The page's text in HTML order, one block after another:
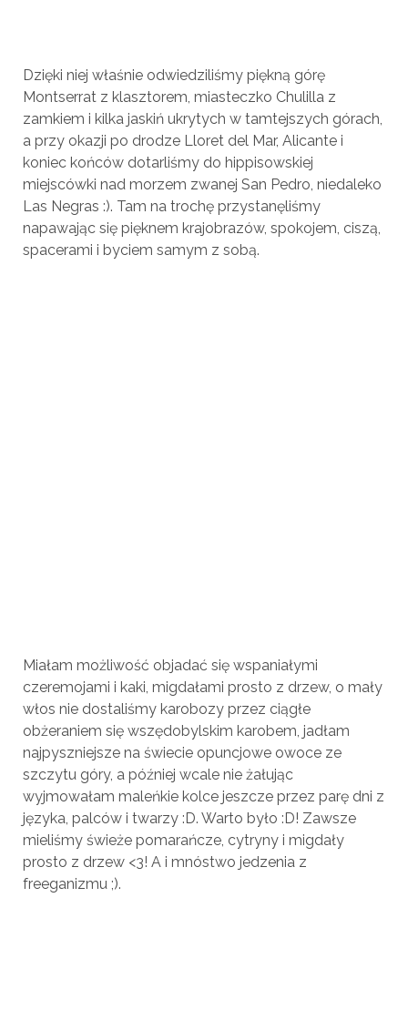
Dzięki niej właśnie odwiedziliśmy piękną górę
Montserrat z klasztorem, miasteczko Chulilla z
zamkiem i kilka jaskiń ukrytych w tamtejszych górach,
a przy okazji po drodze Lloret del Mar, Alicante i
koniec końców dotarliśmy do hippisowskiej
miejscówki nad morzem zwanej San Pedro, niedaleko
Las Negras :). Tam na trochę przystanęliśmy
napawając się pięknem krajobrazów, spokojem, ciszą,
spacerami i byciem samym z sobą.
Miałam możliwość objadać się wspaniałymi
czeremojami i kaki, migdałami prosto z drzew, o mały
włos nie dostaliśmy karobozy przez ciągłe
obżeraniem się wszędobylskim karobem, jadłam
najpyszniejsze na świecie opuncjowe owoce ze
szczytu góry, a później wcale nie żałując
wyjmowałam maleńkie kolce jeszcze przez parę dni z
języka, palców i twarzy :D. Warto było :D! Zawsze
mieliśmy świeże pomarańcze, cytryny i migdały
prosto z drzew <3! A i mnóstwo jedzenia z
freeganizmu ;).